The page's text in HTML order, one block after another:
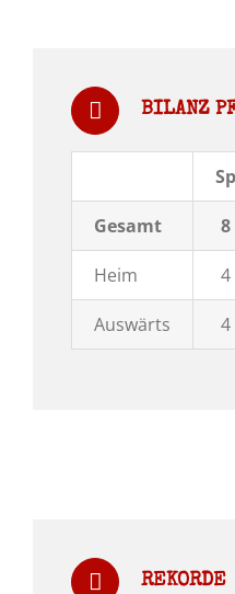
BILANZ
Sp
Gesamt 8
Heim 4
Auswärts 4
REKORDE